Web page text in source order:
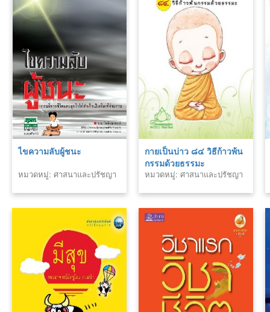
ไขความลับผู้ชนะ
หมวดหมู่: ศาสนาและปรัชญา
กายเป็นบ่าว ๘๔ วิธีก้าวพ้น
กรรมด้วยธรรมะ
หมวดหมู่: ศาสนาและปรัชญา